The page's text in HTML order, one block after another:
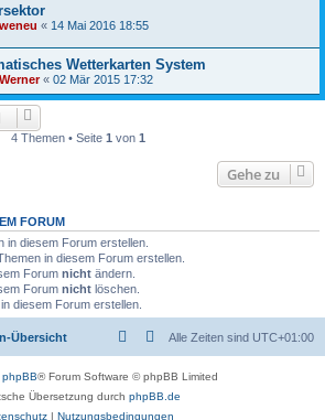
weneu « 14 Mai 2016 18:55
Wetterkarten System
Werner« 02 Mär 2015 17:32
4 Themen • Seite 1 von 1
Gehe zu
FORUM
in diesem Forum erstellen.
in diesem Forum erstellen.
Forum nicht ändern.
Forum nicht löschen.
diesem Forum erstellen.
Übersicht Alle Zeiten sind UTC+01:00
phpBB® Forum Software © phpBB Limited
Übersetzung durch phpBB.de
| Nutzungsbedingungen